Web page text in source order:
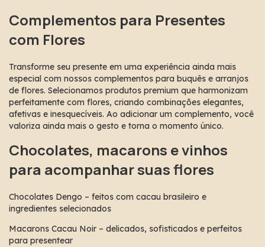
Complementos para Presentes
com Flores
Transforme seu presente em uma experiência ainda mais
especial com nossos complementos para buquês e arranjos
de flores. Selecionamos produtos premium que harmonizam
perfeitamente com flores, criando combinações elegantes,
afetivas e inesquecíveis. Ao adicionar um complemento, você
valoriza ainda mais o gesto e torna o momento único.
Chocolates, macarons e vinhos
para acompanhar suas flores
Chocolates Dengo – feitos com cacau brasileiro e
ingredientes selecionados
Macarons Cacau Noir – delicados, sofisticados e perfeitos
para presentear